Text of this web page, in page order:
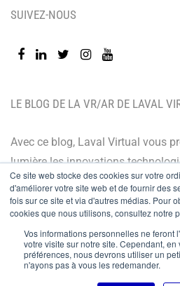
Ce site web stocke des cookies sur votre
d'améliorer votre site web et de fournir des
fois sur ce site et via d'autres médias. Pour
cookies que nous utilisons, consultez notre
Vos informations personnelles ne feront
votre visite sur notre site. Cependant,
préférences, nous devrons utiliser un
n'ayons pas à vous les redemander.
LE BLOG DE LA VR/AR DE LAVAL
Avec ce blog, Laval Virtual vous
lumière les innovations
récentes et les dernières
blog de Laval Virtual s’adresse à
mieux comprendre et mieux
immersives, les intégrer à leur
encore anticiper leurs évolutions.
SUIVEZ-NOUS